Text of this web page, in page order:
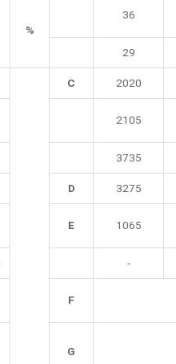
%
36
29
C 2020
2105
3735
D 3275
E 1065
-
F
G